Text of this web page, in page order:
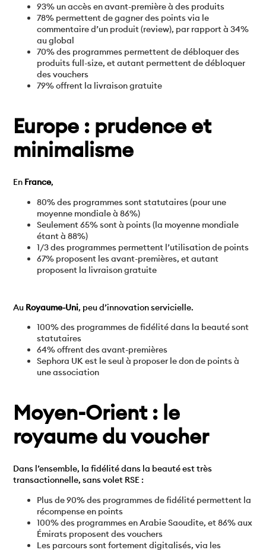
93% un accès en avant-première à des produits
78% permettent de gagner des points via le
commentaire d’un produit (review), par rapport à 34%
au global
70% des programmes permettent de débloquer des
produits full-size, et autant permettent de débloquer
des vouchers
79% offrent la livraison gratuite
Europe : prudence et
minimalisme
En France,
80% des programmes sont statutaires (pour une
moyenne mondiale à 86%)
Seulement 65% sont à points (la moyenne mondiale
étant à 88%)
1/3 des programmes permettent l’utilisation de points
67% proposent les avant-premières, et autant
proposent la livraison gratuite
Au Royaume-Uni, peu d’innovation servicielle.
100% des programmes de fidélité dans la beauté sont
statutaires
64% offrent des avant-premières
Sephora UK est le seul à proposer le don de points à
une association
Moyen-Orient : le
royaume du voucher
Dans l’ensemble, la fidélité dans la beauté est très
transactionnelle, sans volet RSE :
Plus de 90% des programmes de fidélité permettent la
récompense en points
100% des programmes en Arabie Saoudite, et 86% aux
Émirats proposent des vouchers
Les parcours sont fortement digitalisés, via les